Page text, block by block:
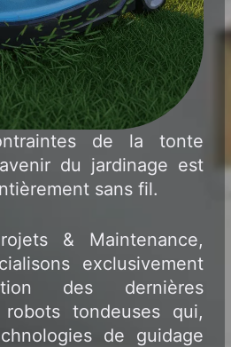
de la tonte
du jardinage est
sans fil.
& Maintenance,
exclusivement
des dernières
tondeuses qui,
de guidage